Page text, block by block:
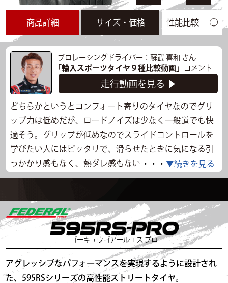
商品詳細 サイズ・価格 性能比較
プロレーシングドライバー：蘇武 喜和 さん
「輸入スポーツタイヤ９種比較動画」
コメント
走行動画を見る ▶
どちらかというとコンフォート寄りのタイヤなのでグリ
ップ力は低めだが、ロードノイズは少なく一般道でも快
適そう。グリップが低めなのでスライドコントロールを
学びたい人にはピッタリで、滑らせたときに気になる引
っかかり感もなく、熱ダレ感もないので連続走行もでき
そう。タイヤの剛性感自体は高いので、普段乗りの高速
で、バランスを考えたらノーマルのBRZにはベストマッ
チ。サスペンションが柔らかいノーマル車を含む幅広い
ボディタイプのクルマに合いそう。万人にお勧めでき
る。
走行データ
・・・ ▼続きを見る
ゴーキュウゴアールエス プロ
アグレッシブなパフォーマンスを実現するように設計され
た、595RSシリーズの高性能ストリートタイヤ。